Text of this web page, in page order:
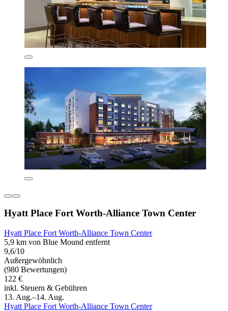
Hyatt Place Fort Worth-Alliance Town Center
Hyatt Place Fort Worth-Alliance Town Center
5,9 km von Blue Mound entfernt
9,6/10
Außergewöhnlich
(980 Bewertungen)
122 €
inkl. Steuern & Gebühren
13. Aug.–14. Aug.
Hyatt Place Fort Worth-Alliance Town Center